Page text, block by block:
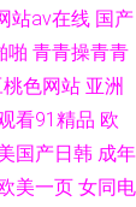
站av在线 国产
啪 青青操青青
桃色网站 亚洲
看91精品 欧
国产日韩 成年
美一页 女同电